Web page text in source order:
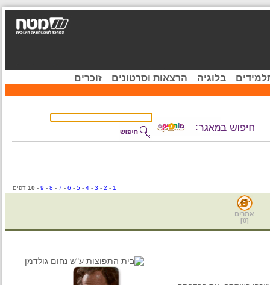
בלוגיה הרצאות וסרטונים זוכרים
-
3
-
4
-
5
-
6
-
7
-
8
-
9
-
10 דפים
אתרים